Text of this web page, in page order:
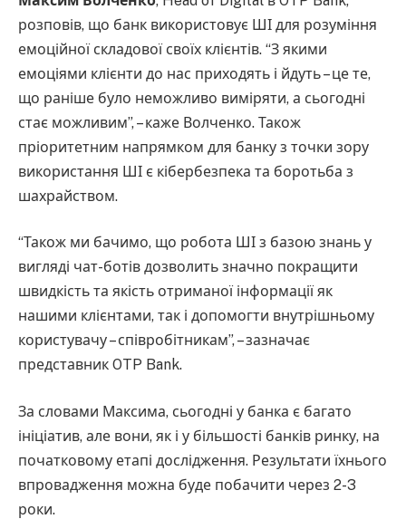
розповів, що банк використовує ШІ для розуміння
емоційної складової своїх клієнтів. “З якими
емоціями клієнти до нас приходять і йдуть – це те,
що раніше було неможливо виміряти, а сьогодні
стає можливим”, – каже Волченко. Також
пріоритетним напрямком для банку з точки зору
використання ШІ є кібербезпека та боротьба з
шахрайством.
“Також ми бачимо, що робота ШІ з базою знань у
вигляді чат-ботів дозволить значно покращити
швидкість та якість отриманої інформації як
нашими клієнтами, так і допомогти внутрішньому
користувачу – співробітникам”, – зазначає
представник OTP Bank.
За словами Максима, сьогодні у банка є багато
ініціатив, але вони, як і у більшості банків ринку, на
початковому етапі дослідження. Результати їхнього
впровадження можна буде побачити через 2-3
роки.